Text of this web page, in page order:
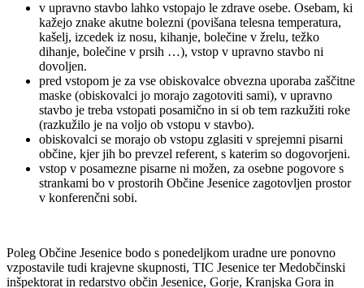
v upravno stavbo lahko vstopajo le zdrave osebe. Osebam, ki
kažejo znake akutne bolezni (povišana telesna temperatura,
kašelj, izcedek iz nosu, kihanje, bolečine v žrelu, težko
dihanje, bolečine v prsih …), vstop v upravno stavbo ni
dovoljen.
pred vstopom je za vse obiskovalce obvezna uporaba zaščitne
maske (obiskovalci jo morajo zagotoviti sami), v upravno
stavbo je treba vstopati posamično in si ob tem razkužiti roke
(razkužilo je na voljo ob vstopu v stavbo).
obiskovalci se morajo ob vstopu zglasiti v sprejemni pisarni
občine, kjer jih bo prevzel referent, s katerim so dogovorjeni.
vstop v posamezne pisarne ni možen, za osebne pogovore s
strankami bo v prostorih Občine Jesenice zagotovljen prostor
v konferenčni sobi.
Poleg Občine Jesenice bodo s ponedeljkom uradne ure ponovno
vzpostavile tudi krajevne skupnosti, TIC Jesenice ter Medobčinski
inšpektorat in redarstvo občin Jesenice, Gorje, Kranjska Gora in